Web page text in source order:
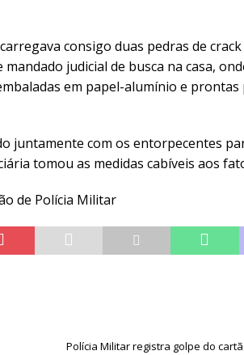
consigo duas pedras de crack
judicial de busca na casa,
em papel-alumínio e prontas
juntamente com os entorpecentes
tomou as medidas cabíveis aos
de Polícia Militar
Polícia Militar registra golpe do